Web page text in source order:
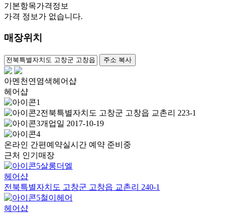
기본항목가격정보
가격 정보가 없습니다.
매장위치
주소 복사
아멘천연염색헤어샵
헤어샵
전북특별자치도 고창군 고창읍 교촌리 223-1
개업일 2017-10-19
온라인 간편예약실시간 예약 준비중
근처 인기매장
살롱더엘
헤어샵
전북특별자치도 고창군 고창읍 교촌리 240-1
철이헤어
헤어샵